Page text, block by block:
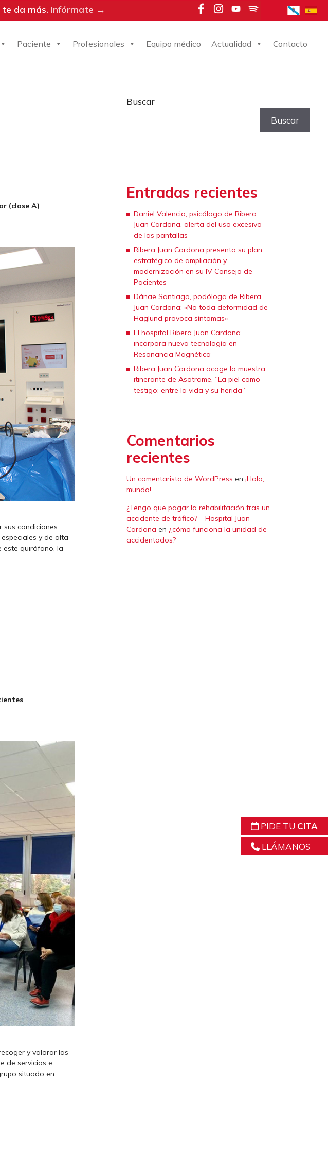
PIDE TU CITA
LLÁMANOS
da más. Infórmate →
Paciente Profesionales Equipo médico Actualidad Contacto
(clase A)
sus condiciones
y de alta
este quirófano, la
y valorar las
de servicios e
situado en
Buscar
Buscar
Entradas recientes
Daniel Valencia, psicólogo de Ribera
Juan Cardona, alerta del uso excesivo
de las pantallas
Ribera Juan Cardona presenta su plan
estratégico de ampliación y
modernización en su IV Consejo de
Pacientes
Dánae Santiago, podóloga de Ribera
Juan Cardona: «No toda deformidad de
Haglund provoca síntomas»
El hospital Ribera Juan Cardona
incorpora nueva tecnología en
Resonancia Magnética
Ribera Juan Cardona acoge la muestra
itinerante de Asotrame, “La piel como
testigo: entre la vida y su herida”
Comentarios
recientes
Un comentarista de WordPress en ¡Hola,
mundo!
¿Tengo que pagar la rehabilitación tras un
accidente de tráfico? – Hospital Juan
Cardona en ¿cómo funciona la unidad de
accidentados?